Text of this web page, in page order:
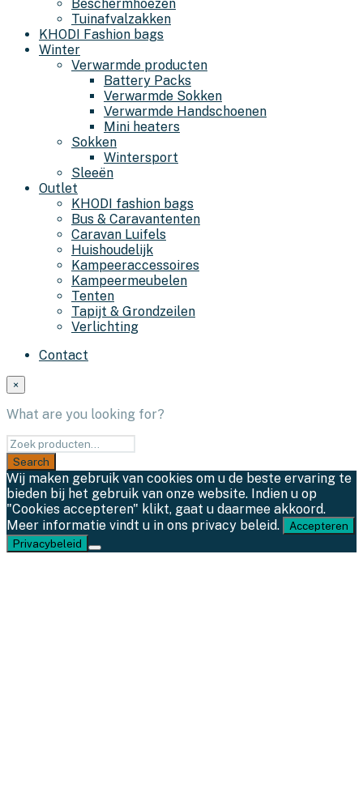
Beschermhoezen
Tuinafvalzakken
KHODI Fashion bags
Winter
Verwarmde producten
Battery Packs
Verwarmde Sokken
Verwarmde Handschoenen
Mini heaters
Sokken
Wintersport
Sleeën
Outlet
KHODI fashion bags
Bus & Caravantenten
Caravan Luifels
Huishoudelijk
Kampeeraccessoires
Kampeermeubelen
Tenten
Tapijt & Grondzeilen
Verlichting
Contact
×
What are you looking for?
Wij maken gebruik van cookies om u de beste ervaring te
bieden bij het gebruik van onze website. Indien u op
"Cookies accepteren" klikt, gaat u daarmee akkoord.
Meer informatie vindt u in ons privacy beleid.
Accepteren
Privacybeleid